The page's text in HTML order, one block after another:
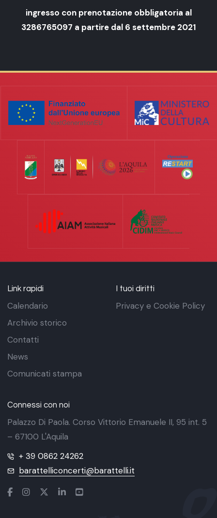
ingresso con prenotazione obbligatoria al
3286765097 a partire dal 6 settembre 2021
Link rapidi
Calendario
Archivio storico
Contatti
News
Comunicati stampa
I tuoi diritti
Privacy e Cookie Policy
Connessi con noi
Palazzo Di Paola. Corso Vittorio Emanuele II, 95 int. 5
– 67100 L'Aquila
+ 39 0862 24262
barattelliconcerti@barattelli.it